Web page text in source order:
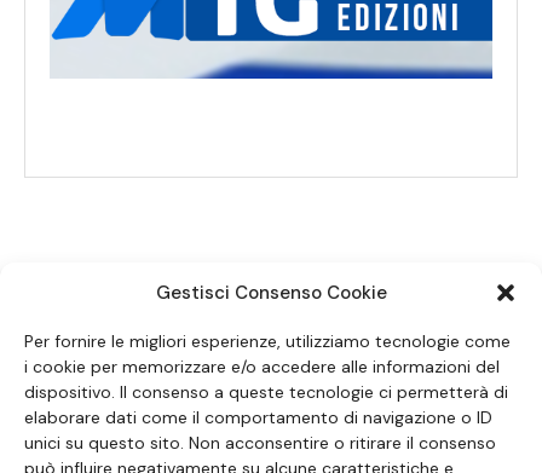
Gestisci Consenso Cookie
Per fornire le migliori esperienze, utilizziamo tecnologie come
i cookie per memorizzare e/o accedere alle informazioni del
dispositivo. Il consenso a queste tecnologie ci permetterà di
elaborare dati come il comportamento di navigazione o ID
unici su questo sito. Non acconsentire o ritirare il consenso
può influire negativamente su alcune caratteristiche e
SEGUICI SUI SOCIAL